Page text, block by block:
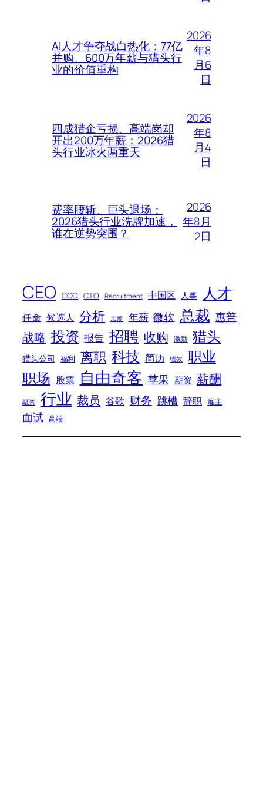
AI人才争夺战白热化：77亿
并购、600万年薪与猎头行
业的价值重构
2026
年8
月6
日
四成猎企亏损、高端岗却
开出200万年薪：2026猎
头行业冰火两重天
2026
年8
月4
日
费率腰斩、巨头退场：
2026猎头行业洗牌加速，
谁在逆势突围？
2026
年8月
2日
CEO COO CTO Recruitment 中国区 人事 人才
任命 候选人 分析 加薪 年薪 微软 总裁 惠普
战略 投资 报告 招聘 收购 激励 猎头
猎头公司 福利 离职 科技 简历 绩效 职业
职场 股票 自由奇客 苹果 薪资 薪酬
融资 行业 裁员 谷歌 财务 跳槽 辞职 雇主
面试 高端